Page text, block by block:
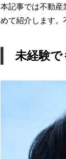
本記事では不動産
めて紹介します。
未経験で